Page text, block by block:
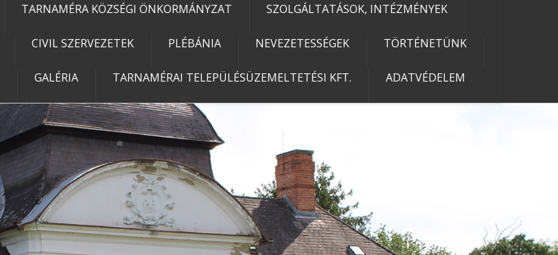
TARNAMÉRA KÖZSÉGI ÖNKORMÁNYZAT SZOLGÁLTATÁSOK, INTÉZMÉNYEK
CIVIL SZERVEZETEK PLÉBÁNIA NEVEZETESSÉGEK TÖRTÉNETÜNK
GALÉRIA TARNAMÉRAI TELEPÜLÉSÜZEMELTETÉSI KFT. ADATVÉDELEM